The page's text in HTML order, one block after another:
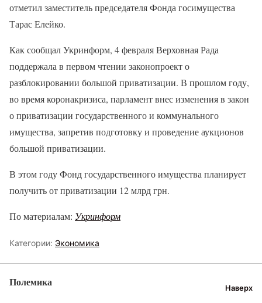
отметил заместитель председателя Фонда госимущества
Тарас Елейко.
Как сообщал Укринформ, 4 февраля Верховная Рада
поддержала в первом чтении законопроект о
разблокировании большой приватизации. В прошлом году,
во время коронакризиса, парламент внес изменения в закон
о приватизации государственного и коммунального
имущества, запретив подготовку и проведение аукционов
большой приватизации.
В этом году Фонд государственного имущества планирует
получить от приватизации 12 млрд грн.
По материалам: Укринформ
Категории: Экономика
Полемика Наверх